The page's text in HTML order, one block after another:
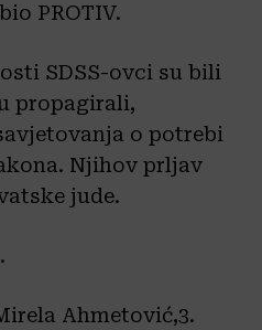
PROTIV.
SDSS-ovci su bili
propagirali,
o potrebi
Njihov prljav
jude.
Ahmetović,3.